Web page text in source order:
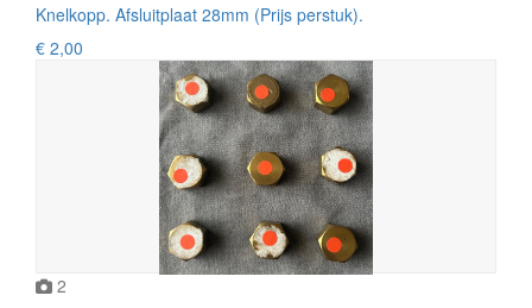
Knelkopp. Afsluitplaat 28mm (Prijs perstuk).
€ 2,00
2